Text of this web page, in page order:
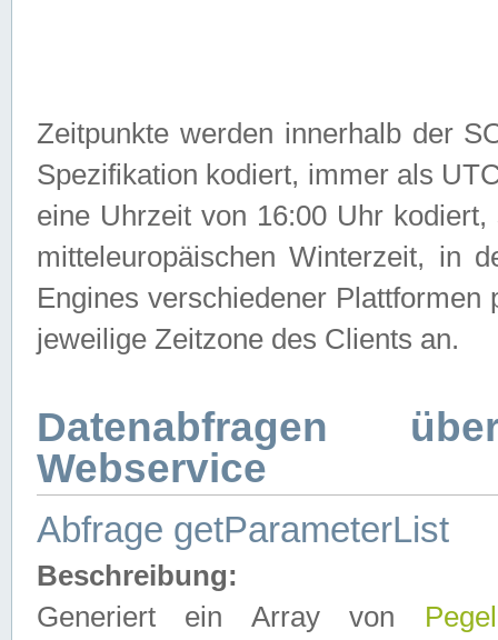
Zeitpunkte werden innerhalb der
Spezifikation kodiert, immer als
eine Uhrzeit von 16:00 Uhr
mitteleuropäischen Winterzeit, in
Engines verschiedener
jeweilige Zeitzone des Clients an.
Datenabfragen
Webservice
Abfrage getParameterList
Beschreibung:
Generiert ein Array von